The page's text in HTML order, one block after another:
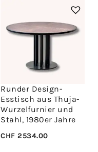
Runder Design-
Esstisch aus Thuja-
Wurzelfurnier und
Stahl, 1980er Jahre
CHF 2534.00